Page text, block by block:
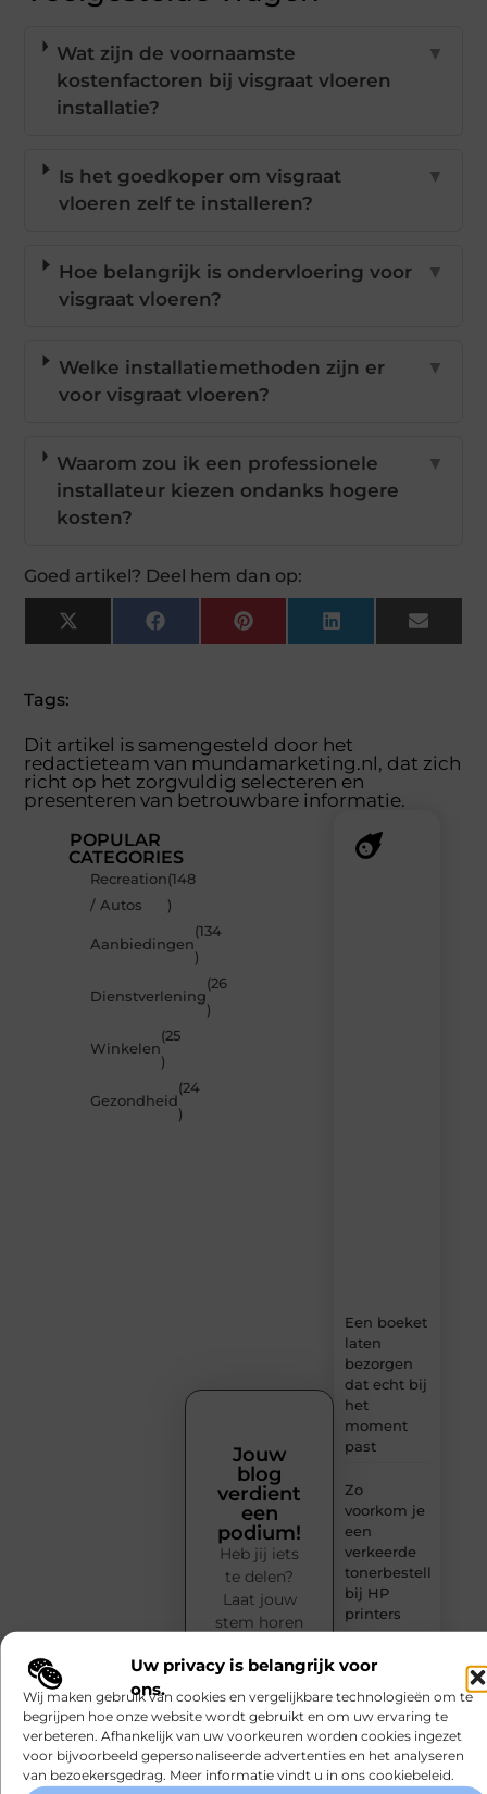
Uw privacy is belangrijk voor
ons.
Wij maken gebruik van cookies en vergelijkbare technologieën om te
begrijpen hoe onze website wordt gebruikt en om uw ervaring te
verbeteren. Afhankelijk van uw voorkeuren worden cookies ingezet
voor bijvoorbeeld gepersonaliseerde advertenties en het analyseren
van bezoekersgedrag. Meer informatie vindt u in ons cookiebeleid.
Wat zijn de voornaamste
kostenfactoren bij visgraat vloeren
installatie?
▼
Is het goedkoper om visgraat
vloeren zelf te installeren?
▼
Hoe belangrijk is ondervloering voor
visgraat vloeren?
▼
Welke installatiemethoden zijn er
voor visgraat vloeren?
▼
Waarom zou ik een professionele
installateur kiezen ondanks hogere
kosten?
▼
Goed artikel? Deel hem dan op:
X
(Twitter)
FacebookPinterestLinkedInEmail
Tags:
Dit artikel is samengesteld door het
redactieteam van mundamarketing.nl, dat zich
richt op het zorgvuldig selecteren en
presenteren van betrouwbare informatie.
POPULAR
CATEGORIES
Recreation
/ Autos
(148
)
Aanbiedingen
(134
)
Dienstverlening
(26
)
Winkelen
(25
)
Gezondheid
(24
)
Een boeket
laten
bezorgen
dat echt bij
het
moment
past
Zo
voorkom je
een
verkeerde
tonerbestelling
bij HP
printers
met
maximaal
comfort
Fysio
Jouw
blog
verdient
een
podium!
Heb jij iets
te delen?
Laat jouw
stem horen
MundaMarketing.nl.
Publiceer
moeiteloos
je blogs,
inspireer
een breed